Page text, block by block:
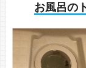
お風呂の